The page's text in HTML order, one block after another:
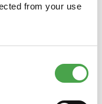
from your use